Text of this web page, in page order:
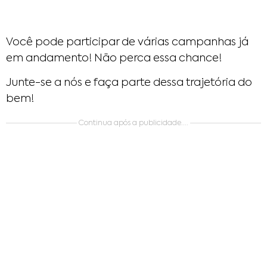
Você pode participar de várias campanhas já
em andamento! Não perca essa chance!
Junte-se a nós e faça parte dessa trajetória do
bem!
Continua após a publicidade....